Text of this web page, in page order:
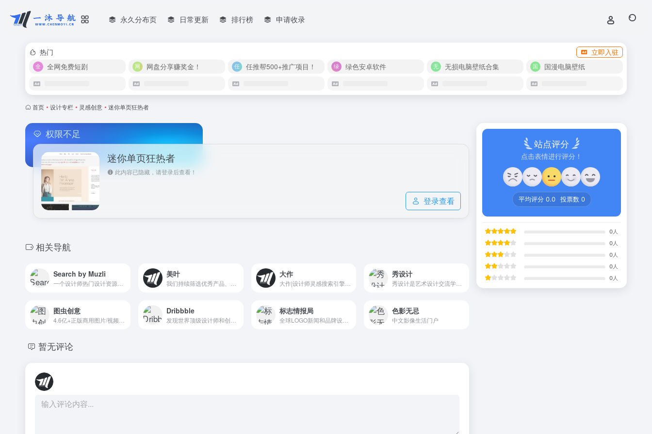
永久分布页 日常更新 排行榜 申请收录
热门
立即入驻
全网免费短剧
网盘分享赚奖金！ 任推帮500+推广项目！ 绿色安卓软件 无损电脑壁纸合集 国漫电脑壁纸
首页 • 设计专栏 • 灵感创意 • 迷你单页狂热者
权限不足
迷你单页狂热者
此内容已隐藏，请登录后查看！
登录查看
相关导航
Search by Muzli 美叶 大作 秀设计
图虫创意 Dribbble 标志情报局 色影无忌
中文影像生活门户
暂无评论
站点评分
点击表情进行评分！
平均评分 0.0投票数 0
0人
0人
0人
0人
0人